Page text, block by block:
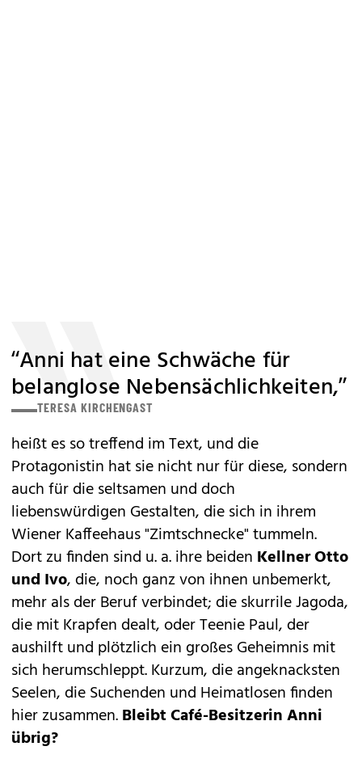
“Anni hat eine Schwäche für
belanglose Nebensächlichkeiten,”
TERESA KIRCHENGAST
heißt es so treffend im Text, und die
Protagonistin hat sie nicht nur für diese, sondern
auch für die seltsamen und doch
liebenswürdigen Gestalten, die sich in ihrem
Wiener Kaffeehaus "Zimtschnecke" tummeln.
Dort zu finden sind u. a. ihre beiden Kellner Otto
und Ivo, die, noch ganz von ihnen unbemerkt,
mehr als der Beruf verbindet; die skurrile Jagoda,
die mit Krapfen dealt, oder Teenie Paul, der
aushilft und plötzlich ein großes Geheimnis mit
sich herumschleppt. Kurzum, die angeknacksten
Seelen, die Suchenden und Heimatlosen finden
hier zusammen.Bleibt Café-Besitzerin Anni
übrig?